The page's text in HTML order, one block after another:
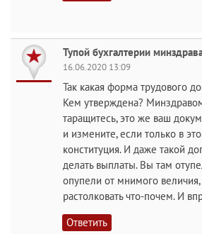
Тупой бухгалтерии
16.06.2020 13:09
Так какая форма трудового
Кем утверждена?
таращитесь, это же ваш
и измените, если только в
конституция. И даже такой
делать выплаты. Вы там
опупели от мнимого
растолковать что-почем. И
Ответить